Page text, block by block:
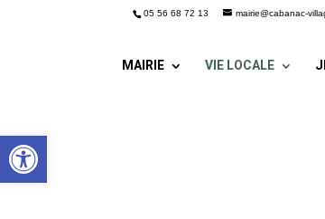
Ouvrir la barre d’outils
05 56 68 72 13 mairie@cabanac-
MAIRIE VIE LOCALE